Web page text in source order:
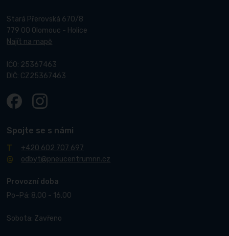
Stará Přerovská 670/8
779 00 Olomouc - Holice
Najít na mapě
IČO: 25367463
DIČ: CZ25367463
Spojte se s námi
+420 602 707 697
odbyt@pneucentrumnn.cz
Provozní doba
Po–Pá: 8.00 - 16.00
Sobota: Zavřeno